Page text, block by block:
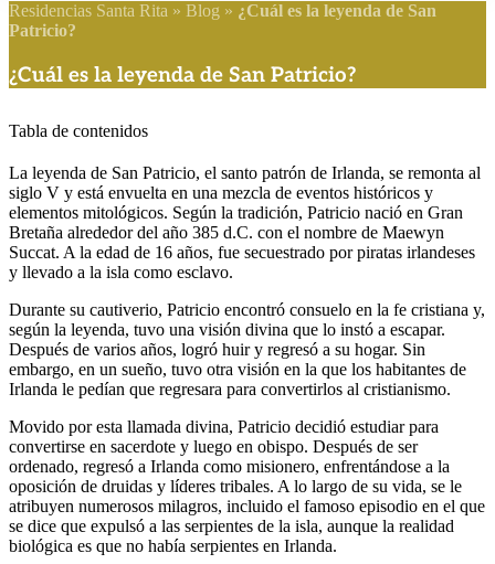
Residencias Santa Rita » Blog » ¿Cuál es la leyenda de San
Patricio?
¿Cuál es la leyenda de San Patricio?
Tabla de contenidos
La leyenda de San Patricio, el santo patrón de Irlanda, se remonta al
siglo V y está envuelta en una mezcla de eventos históricos y
elementos mitológicos. Según la tradición, Patricio nació en Gran
Bretaña alrededor del año 385 d.C. con el nombre de Maewyn
Succat. A la edad de 16 años, fue secuestrado por piratas irlandeses
y llevado a la isla como esclavo.
Durante su cautiverio, Patricio encontró consuelo en la fe cristiana y,
según la leyenda, tuvo una visión divina que lo instó a escapar.
Después de varios años, logró huir y regresó a su hogar. Sin
embargo, en un sueño, tuvo otra visión en la que los habitantes de
Irlanda le pedían que regresara para convertirlos al cristianismo.
Movido por esta llamada divina, Patricio decidió estudiar para
convertirse en sacerdote y luego en obispo. Después de ser
ordenado, regresó a Irlanda como misionero, enfrentándose a la
oposición de druidas y líderes tribales. A lo largo de su vida, se le
atribuyen numerosos milagros, incluido el famoso episodio en el que
se dice que expulsó a las serpientes de la isla, aunque la realidad
biológica es que no había serpientes en Irlanda.